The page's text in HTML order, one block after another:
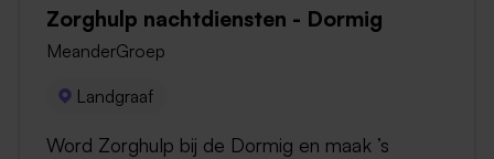
Zorghulp nachtdiensten - Dormig
MeanderGroep
Landgraaf
Word Zorghulp bij de Dormig en maak ’s